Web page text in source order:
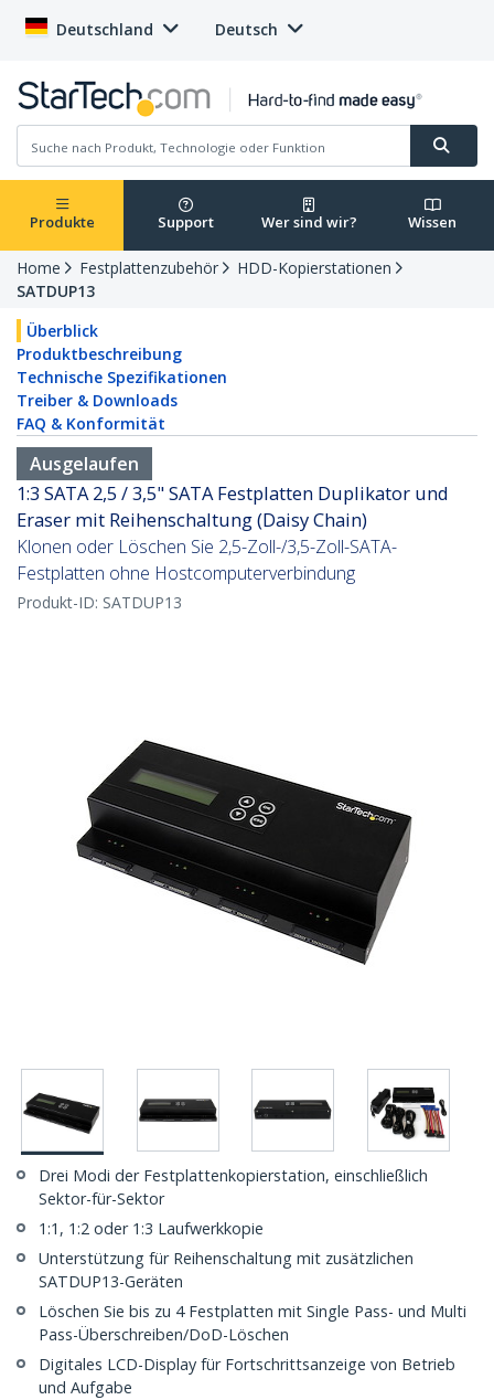
Deutschland Deutsch
Produkte Support Wer sind wir? Wissen
Home Festplattenzubehör
HDD-Kopierstationen
SATDUP13
Überblick
Produktbeschreibung
Technische Spezifikationen
Treiber & Downloads
FAQ & Konformität
Ausgelaufen
1:3 SATA 2,5 / 3,5" SATA Festplatten Duplikator und
Eraser mit Reihenschaltung (Daisy Chain)
Klonen oder Löschen Sie 2,5-Zoll-/3,5-Zoll-SATA-
Festplatten ohne Hostcomputerverbindung
Produkt-ID: SATDUP13
Drei Modi der Festplattenkopierstation, einschließlich
Sektor-für-Sektor
1:1, 1:2 oder 1:3 Laufwerkkopie
Unterstützung für Reihenschaltung mit zusätzlichen
SATDUP13-Geräten
Löschen Sie bis zu 4 Festplatten mit Single Pass- und Multi
Pass-Überschreiben/DoD-Löschen
Digitales LCD-Display für Fortschrittsanzeige von Betrieb
und Aufgabe